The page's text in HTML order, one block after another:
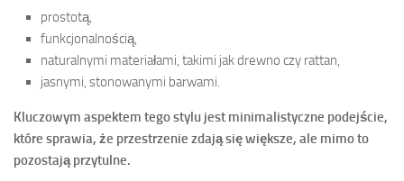
prostotą,
funkcjonalnością,
naturalnymi materiałami, takimi jak drewno czy rattan,
jasnymi, stonowanymi barwami.
Kluczowym aspektem tego stylu jest minimalistyczne podejście,
które sprawia, że przestrzenie zdają się większe, ale mimo to
pozostają przytulne.